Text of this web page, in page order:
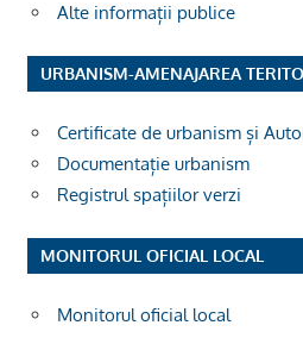
Alte informații publice
URBANISM-AMENAJAREA
Certificate de urbanism și
Documentație urbanism
Registrul spațiilor verzi
MONITORUL OFICIAL LOCAL
Monitorul oficial local